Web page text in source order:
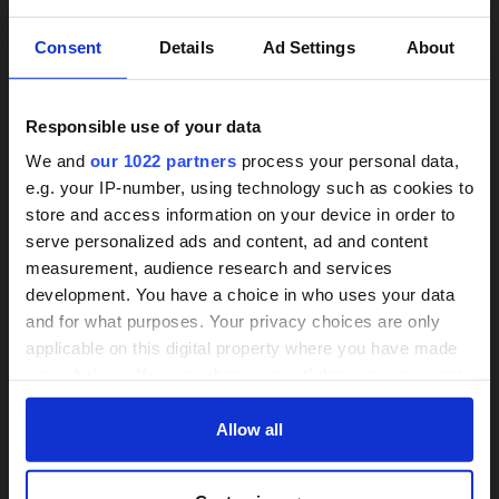
Consent Details Ad Settings About
Responsible use of your data
We and our 1022 partners process your personal data,
e.g. your IP-number, using technology such as cookies to
store and access information on your device in order to
serve personalized ads and content, ad and content
measurement, audience research and services
development. You have a choice in who uses your data
and for what purposes. Your privacy choices are only
applicable on this digital property where you have made
any time from the Cookie Declaration or by clicking on
Allow all
Treppenlifte unverbindlich
vergleichen
Wir informieren zu Arten und Preisen
Mit einer Anfrage bis zu 3 Angebote
Bis zu 30 % sparen und 4.000 €
24h-Betreuungskraft
gesucht?
Über 800 Anbieter